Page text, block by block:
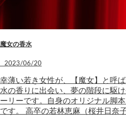
魔女の香水
2023/06/20
幸薄い若き女性が、【魔女】と呼
水の香りに出会い、夢の階段に駆
ーリーです。自身のオリジナル脚
です。 高卒の若林恵麻（桜井日奈